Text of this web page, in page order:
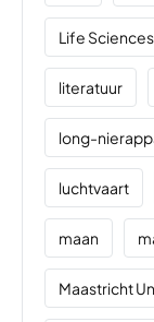
Life Sciences
literatuur
long-
luchtvaart
maan
Maastricht